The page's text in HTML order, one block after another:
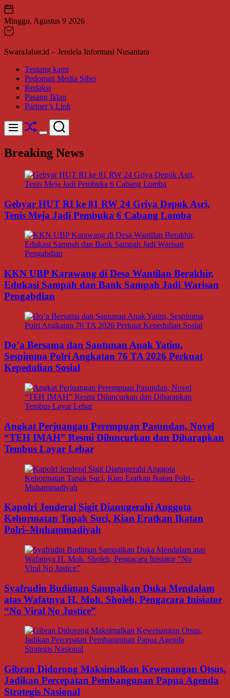
Skip
to
content
Minggu, Agustus 9 2026
SwaraJabar.id – Jendela Informasi Nusantara
Tentang kami
Pedoman Media Siber
Redaksi
Pasang Iklan
Partner’s Link
Menu Shuffle
Switch
mode
Search
Breaking News
Gebyar HUT RI ke 81 RW 24 Griya Depok Asri,
Tenis Meja Jadi Pembuka 6 Cabang Lomba
KKN UBP Karawang di Desa Wantilan Berakhir,
Edukasi Sampah dan Bank Sampah Jadi Warisan
Pengabdian
Do’a Bersama dan Santunan Anak Yatim,
Sespimma Polri Angkatan 76 TA 2026 Perkuat
Kepedulian Sosial
Angkat Perjuangan Perempuan Pasundan, Novel
“TEH IMAH” Resmi Diluncurkan dan Diharapkan
Tembus Layar Lebar
Kapolri Jenderal Sigit Dianugerahi Anggota
Kehormatan Tapak Suci, Kian Eratkan Ikatan
Polri–Muhammadiyah
Syafrudin Budiman Sampaikan Duka Mendalam
atas Wafatnya H. Moh. Sholeh, Pengacara Inisiator
“No Viral No Justice”
Gibran Didorong Maksimalkan Kewenangan Otsus,
Jadikan Percepatan Pembangunan Papua Agenda
Strategis Nasional